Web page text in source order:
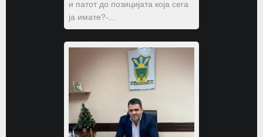
и патот до позицијата која сега
ја имате?-...